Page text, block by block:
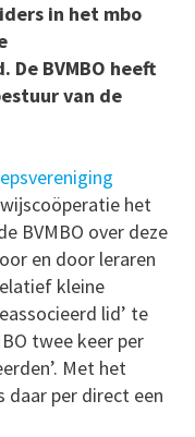
in het mbo
BVMBO heeft
van de
het
BVMBO over deze
en door leraren
kleine
lid’ te
twee keer per
Met het
daar per direct een